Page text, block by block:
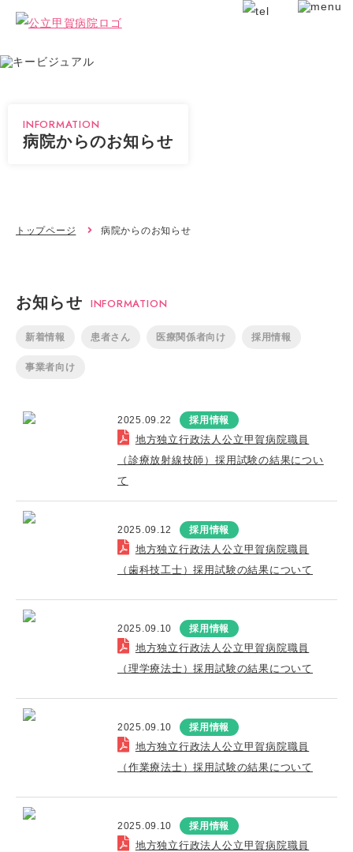
INFORMATION
病院からのお知らせ
トップページ 病院からのお知らせ
お知らせ INFORMATION
新着情報 患者さん 医療関係者向け 採用情報
事業者向け
2025.09.22 採用情報
地方独立行政法人公立甲賀病院職員
（診療放射線技師）採用試験の結果につい
て
2025.09.12 採用情報
地方独立行政法人公立甲賀病院職員
（歯科技工士）採用試験の結果について
2025.09.10 採用情報
地方独立行政法人公立甲賀病院職員
（理学療法士）採用試験の結果について
2025.09.10 採用情報
地方独立行政法人公立甲賀病院職員
（作業療法士）採用試験の結果について
2025.09.10 採用情報
地方独立行政法人公立甲賀病院職員